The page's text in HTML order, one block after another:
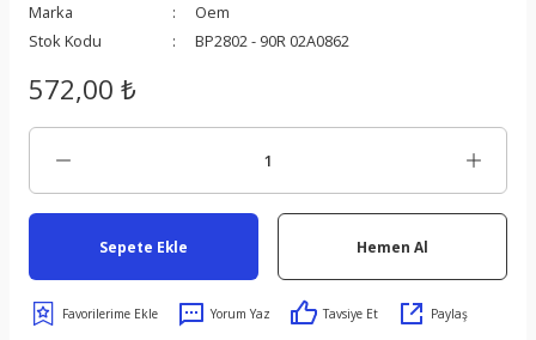
Marka
Oem
Stok Kodu
BP2802 - 90R 02A0862
572,00 ₺
Sepete Ekle Hemen Al
Yorum Yaz Tavsiye Et Paylaş